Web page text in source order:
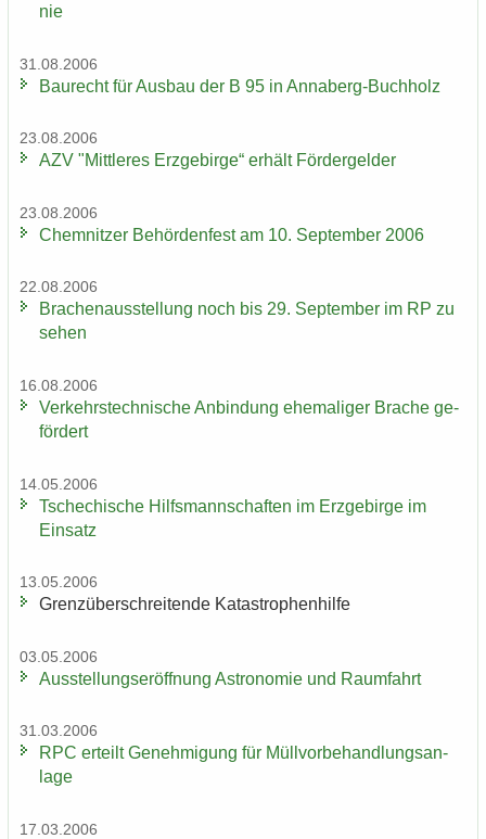
nie
31.08.2006
Bau­recht für Aus­bau der B 95 in Annaberg-​Buchholz
23.08.2006
AZV "Mitt­le­res Erz­ge­bir­ge“ er­hält För­der­gel­der
23.08.2006
Chem­nit­zer Be­hör­den­fest am 10. Sep­tem­ber 2006
22.08.2006
Bra­chen­aus­stel­lung noch bis 29. Sep­tem­ber im RP zu
sehen
16.08.2006
Ver­kehrs­tech­ni­sche An­bin­dung ehe­ma­li­ger Bra­che ge­
för­dert
14.05.2006
Tsche­chi­sche Hilfs­mann­schaf­ten im Erz­ge­bir­ge im
Ein­satz
13.05.2006
Grenz­über­schrei­ten­de Ka­ta­stro­phen­hil­fe
03.05.2006
Aus­stel­lungs­er­öff­nung As­tro­no­mie und Raum­fahrt
31.03.2006
RPC er­teilt Ge­neh­mi­gung für Müll­vor­be­hand­lungs­an­
la­ge
17.03.2006